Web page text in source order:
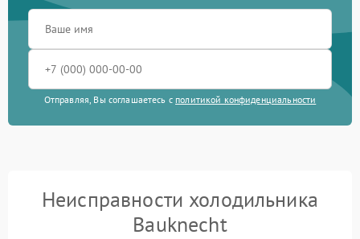
Отправляя, Вы соглашаетесь с политикой конфиденциальности
Неисправности холодильника
Bauknecht